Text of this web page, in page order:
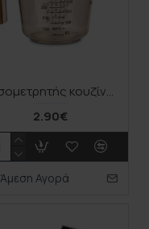
Δοσομετρητής κουζίνας πλαστικός "Misty" 600ml
2.90€
Άμεση Αγορά